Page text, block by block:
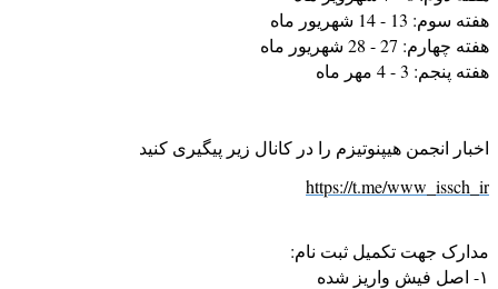
هفته سوم: 13 - 14 شهریور ماه
هفته چهارم: 27 - 28 شهریور ماه
هفته پنجم: 3 - 4 مهر ماه
اخبار انجمن هیپنوتیزم را در کانال زیر پیگیری کنید
https://t.me/www_issch_ir
مدارک جهت تکمیل ثبت نام:
۱- اصل فیش واریز شده